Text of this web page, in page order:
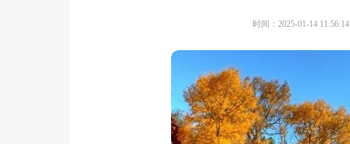
时间：2025-01-14 11:56:14